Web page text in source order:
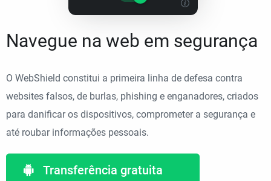
Navegue na web em segurança
O WebShield constitui a primeira linha de defesa contra
websites falsos, de burlas, phishing e enganadores, criados
para danificar os dispositivos, comprometer a segurança e
até roubar informações pessoais.
Transferência gratuita